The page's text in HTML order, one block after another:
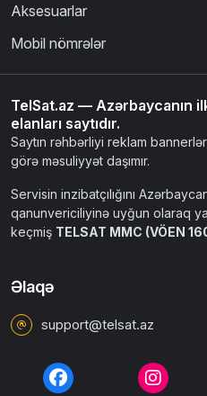
Aksesuarlar
Mobil nömrələr
TelSat.az — Azərbaycanın
elanları saytıdır.
Saytın rəhbərliyi reklam
görə məsuliyyət daşımır.
Servisin inzibatçılığını
qanunvericiliyinə uyğun olaraq
keçmiş TELSAT MMC (VÖEN
Əlaqə
support@telsat.az